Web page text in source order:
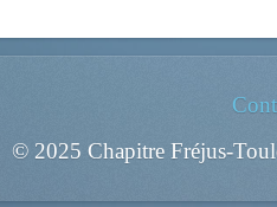
© 2025 Chapitre Fréjus-